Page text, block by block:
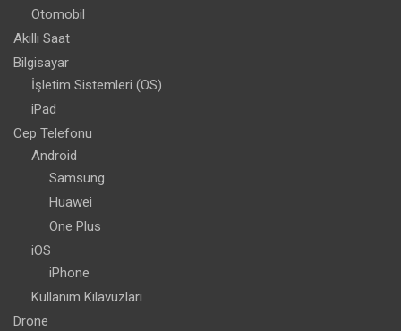
Otomobil
Akıllı Saat
Bilgisayar
İşletim Sistemleri (OS)
iPad
Cep Telefonu
Android
Samsung
Huawei
One Plus
iOS
iPhone
Kullanım Kılavuzları
Drone